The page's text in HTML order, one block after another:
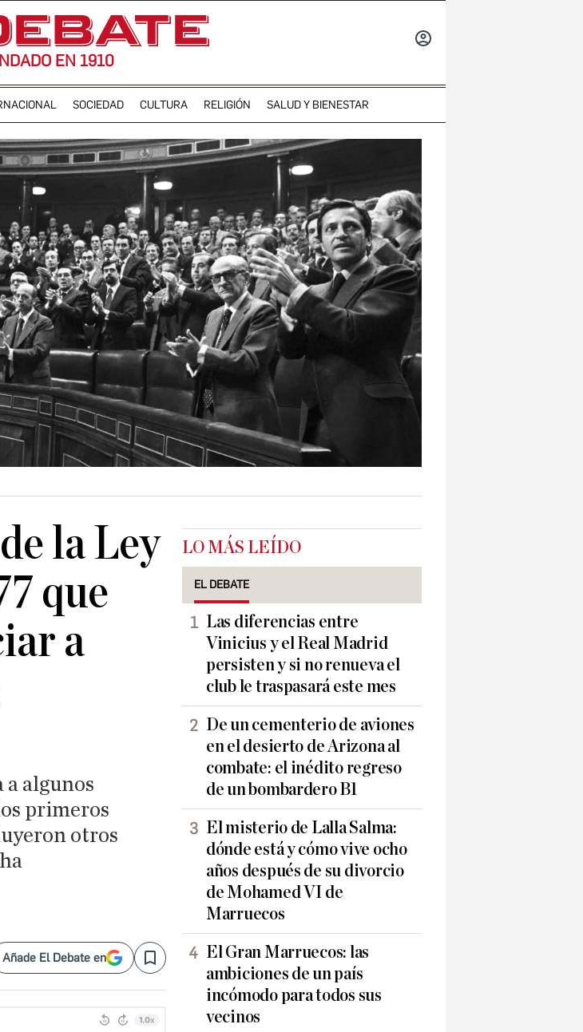
EN 1910
SOCIEDAD CULTURA RELIGIÓN SALUD Y BIENESTAR
la Ley
que
a
a algunos
primeros
otros
Añade El Debate en Save
LO MÁS LEÍDO
EL DEBATE
Las diferencias entre
Vinicius y el Real Madrid
persisten y si no renueva el
club le traspasará este mes
De un cementerio de aviones
en el desierto de Arizona al
combate: el inédito regreso
de un bombardero B1
El misterio de Lalla Salma:
dónde está y cómo vive ocho
años después de su divorcio
de Mohamed VI de
Marruecos
El Gran Marruecos: las
ambiciones de un país
incómodo para todos sus
vecinos